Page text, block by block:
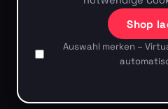
Shop
Auswahl merken –